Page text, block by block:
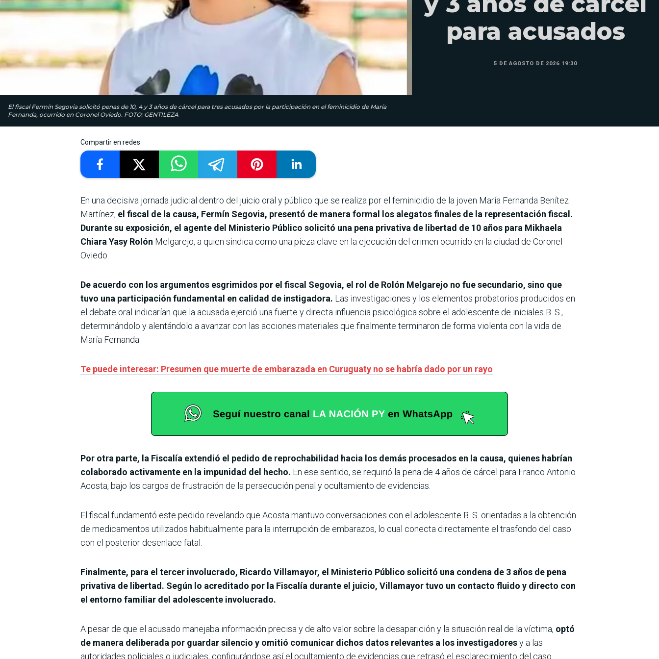
El fiscal Fermín Segovia solicitó penas de 10, 4 y 3 años de cárcel para tres acusados por la participación en el feminicidio de María
Fernanda, ocurrido en Coronel Oviedo. FOTO: GENTILEZA
para acusados
5 DE AGOSTO DE 2026 19:30
Compartir en redes
En una decisiva jornada judicial dentro del juicio oral y público que se realiza por el feminicidio de la joven María Fernanda Benítez
Martínez, el fiscal de la causa, Fermín Segovia, presentó de manera formal los alegatos finales de la representación fiscal.
Durante su exposición, el agente del Ministerio Público solicitó una pena privativa de libertad de 10 años para Mikhaela
Chiara Yasy Rolón Melgarejo, a quien sindica como una pieza clave en la ejecución del crimen ocurrido en la ciudad de Coronel
Oviedo.
De acuerdo con los argumentos esgrimidos por el fiscal Segovia, el rol de Rolón Melgarejo no fue secundario, sino que
tuvo una participación fundamental en calidad de instigadora. Las investigaciones y los elementos probatorios producidos en
el debate oral indicarían que la acusada ejerció una fuerte y directa influencia psicológica sobre el adolescente de iniciales B. S.,
determinándolo y alentándolo a avanzar con las acciones materiales que finalmente terminaron de forma violenta con la vida de
María Fernanda.
Te puede interesar: Presumen que muerte de embarazada en Curuguaty no se habría dado por un rayo
Por otra parte, la Fiscalía extendió el pedido de reprochabilidad hacia los demás procesados en la causa, quienes habrían
colaborado activamente en la impunidad del hecho. En ese sentido, se requirió la pena de 4 años de cárcel para Franco Antonio
Acosta, bajo los cargos de frustración de la persecución penal y ocultamiento de evidencias.
El fiscal fundamentó este pedido revelando que Acosta mantuvo conversaciones con el adolescente B. S. orientadas a la obtención
de medicamentos utilizados habitualmente para la interrupción de embarazos, lo cual conecta directamente el trasfondo del caso
con el posterior desenlace fatal.
Finalmente, para el tercer involucrado, Ricardo Villamayor, el Ministerio Público solicitó una condena de 3 años de pena
privativa de libertad. Según lo acreditado por la Fiscalía durante el juicio, Villamayor tuvo un contacto fluido y directo con
el entorno familiar del adolescente involucrado.
A pesar de que el acusado manejaba información precisa y de alto valor sobre la desaparición y la situación real de la víctima, optó
de manera deliberada por guardar silencio y omitió comunicar dichos datos relevantes a los investigadoresy a las
autoridades policiales o judiciales, configurándose así el ocultamiento de evidencias que retrasó el esclarecimiento del caso.